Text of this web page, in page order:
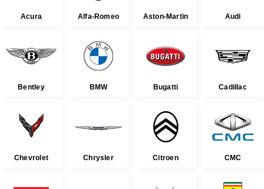
Acura Alfa-Romeo Aston-Martin Audi
Bentley BMW Bugatti Cadillac
Chevrolet Chrysler Citroen CMC